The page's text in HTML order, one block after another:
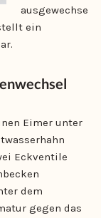
ausgewechse
ein
Eimer unter
Eckventile
dem
gegen das